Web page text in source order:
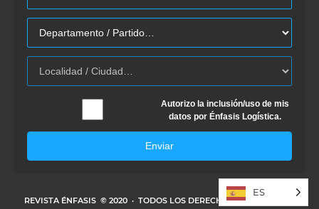
Autorizo la inclusión/uso de mis
datos por Énfasis Logística.
Enviar
REVISTA ÉNFASIS © 2020 · TODOS LOS DERECHOS RESERVADOS
ES